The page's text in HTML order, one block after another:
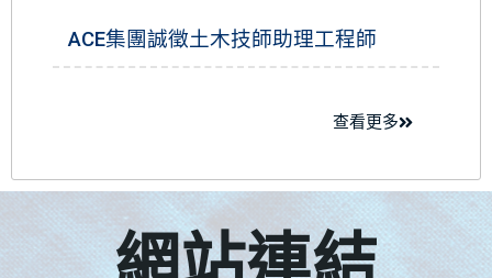
ACE集團誠徵土木技師助理工程師
查看更多